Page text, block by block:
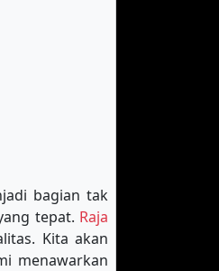
bagian tak
tepat. Raja
Kita akan
menawarkan